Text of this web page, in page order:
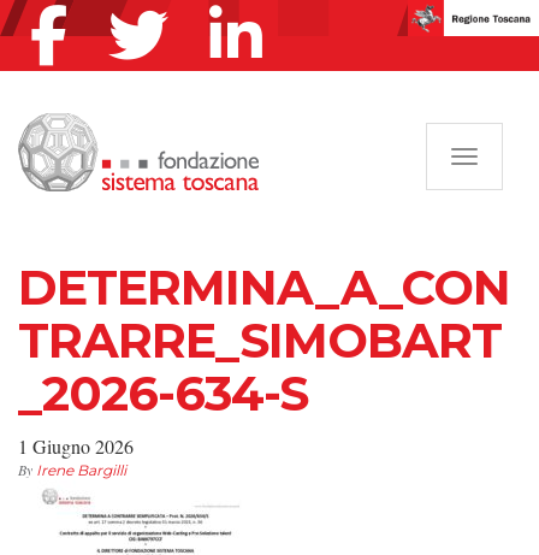
DETERMINA_A_CON
TRARRE_SIMOBART
_2026-634-S
1 Giugno 2026
By Irene Bargilli